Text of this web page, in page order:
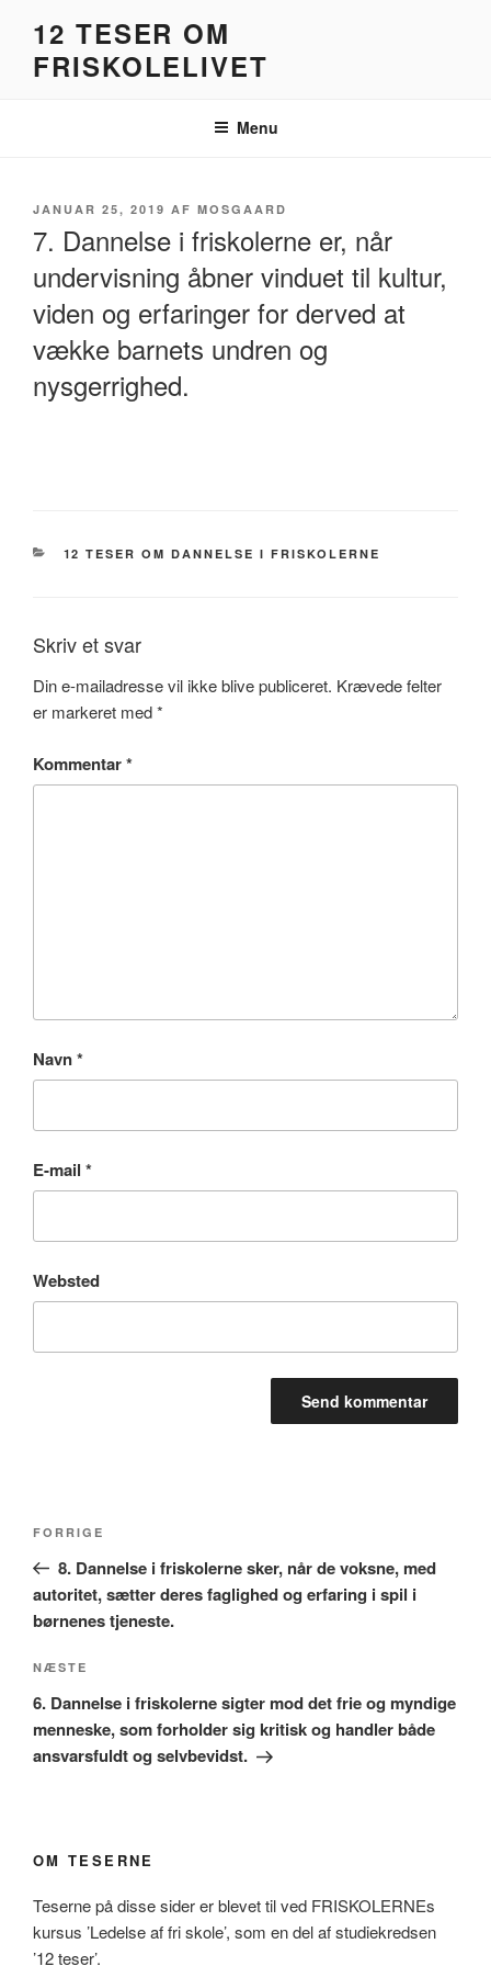
indhold
12 TESER OM
FRISKOLELIVET
Menu
UDGIVET
JANUAR 25, 2019 AF MOSGAARD
7. Dannelse i friskolerne er, når
undervisning åbner vinduet til kultur,
viden og erfaringer for derved at
vække barnets undren og
nysgerrighed.
KATEGORIER
12 TESER OM DANNELSE I FRISKOLERNE
Skriv et svar
Din e-mailadresse vil ikke blive publiceret. Krævede felter
er markeret med*
Kommentar*
Navn*
E-mail *
Websted
Forrige
indlæg
FORRIGE
8. Dannelse i friskolerne sker, når de voksne, med
autoritet, sætter deres faglighed og erfaring i spil i
børnenes tjeneste.
Næste
indlæg
NÆSTE
6. Dannelse i friskolerne sigter mod det frie og myndige
menneske, som forholder sig kritisk og handler både
ansvarsfuldt og selvbevidst.
OM TESERNE
Teserne på disse sider er blevet til ved FRISKOLERNEs
kursus ’Ledelse af fri skole’, som en del af studiekredsen
’12 teser’.